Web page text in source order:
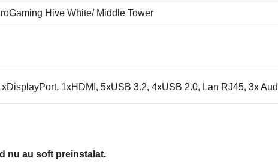
Hive White/ Middle Tower
1xHDMI, 5xUSB 3.2, 4xUSB 2.0, Lan RJ45, 3x
nu au soft preinstalat.